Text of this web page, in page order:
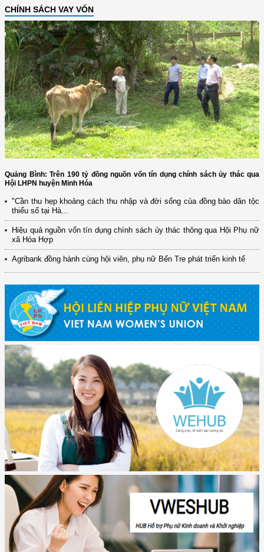
CHÍNH SÁCH VAY VỐN
Quảng Bình: Trên 190 tỷ đồng nguồn vốn tín dụng chính sách ủy thác qua
Hội LHPN huyện Minh Hóa
"Cần thu hẹp khoảng cách thu nhập và đời sống của đồng bào dân tộc
thiểu số tại Hà...
Hiệu quả nguồn vốn tín dụng chính sách ủy thác thông qua Hội Phụ nữ
xã Hóa Hợp
Agribank đồng hành cùng hội viên, phụ nữ Bến Tre phát triển kinh tế